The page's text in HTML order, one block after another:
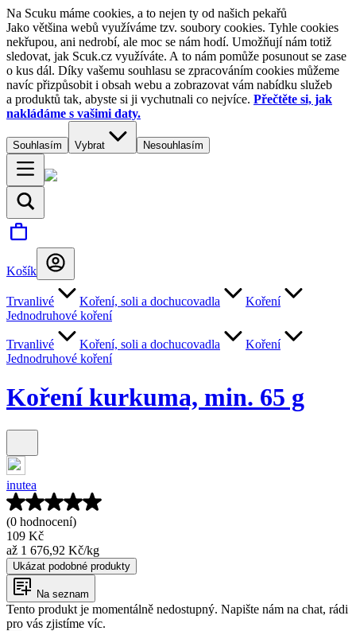
Na Scuku máme cookies, a to nejen ty od našich pekařů
Jako většina webů využíváme tzv. soubory cookies. Tyhle cookies
nekřupou, ani nedrobí, ale moc se nám hodí. Umožňují nám totiž
sledovat, jak Scuk.cz využíváte. A to nám pomůže posunout se zase
o kus dál. Díky vašemu souhlasu se zpracováním cookies můžeme
navíc přizpůsobit i obsah webu a zobrazovat vám nabídku služeb
a produktů tak, abyste si ji vychutnali co nejvíce. Přečtěte si, jak
nakládáme s vašimi daty.
Souhlasím Vybrat Nesouhlasím
Košík
Trvanlivé Koření, soli a dochucovadla
Koření
Jednodruhové koření
Trvanlivé Koření, soli a dochucovadla
Koření
Jednodruhové koření
Koření kurkuma, min. 65 g
inutea
(0 hodnocení)
109 Kč
až 1 676,92 Kč/kg
Ukázat podobné produkty
Na seznam
Tento produkt je momentálně nedostupný. Napište nám na chat, rádi
pro vás zjistíme víc.